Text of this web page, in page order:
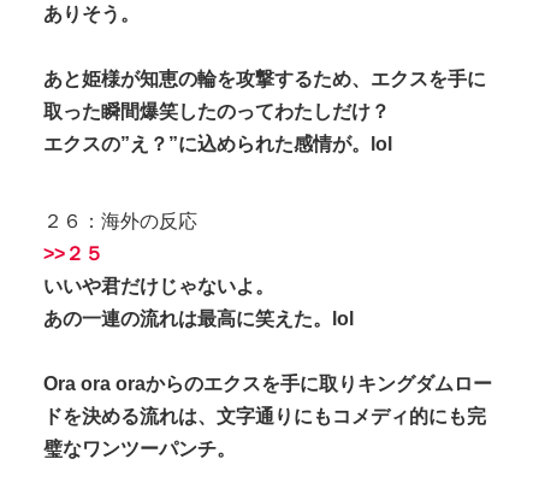
ありそう。
あと姫様が知恵の輪を攻撃するため、エクスを手に
取った瞬間爆笑したのってわたしだけ？
エクスの”え？”に込められた感情が。lol
２６：海外の反応
>>２５
いいや君だけじゃないよ。
あの一連の流れは最高に笑えた。lol
Ora ora oraからのエクスを手に取りキングダムロー
ドを決める流れは、文字通りにもコメディ的にも完
璧なワンツーパンチ。